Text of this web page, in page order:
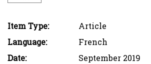
Item Type:
Article
Language:
French
Date:
September 2019